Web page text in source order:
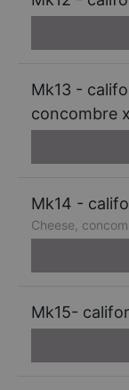
Mk13 -
concombre
Mk14 -
Cheese,
Mk15-